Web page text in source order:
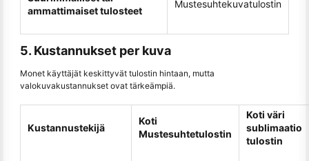
ammattimaiset tulosteet
Mustesuhtekuvatulostin
5. Kustannukset per kuva
Monet käyttäjät keskittyvät tulostin hintaan, mutta
valokuvakustannukset ovat tärkeämpiä.
Kustannustekijä
Koti
Mustesuhtetulostin
Koti väri
sublimaatio
tulostin